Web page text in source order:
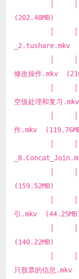
│ │
(202.48MB)
│ │
_2.tushare.mkv
│ │
修改操作.mkv
│ │
空值处理和复习
│ │
作.mkv
│ │
│ │
(159.52MB)
│ │
引.mkv
│ │
(140.22MB)
│ │
只股票的信息